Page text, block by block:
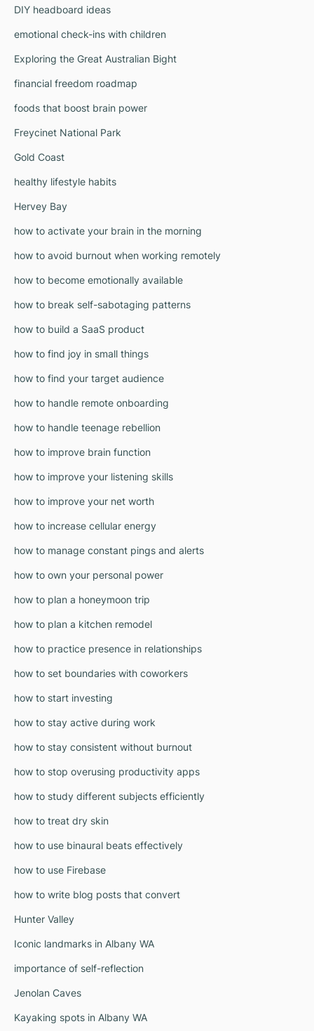
DIY headboard ideas
emotional check-ins with children
Exploring the Great Australian Bight
financial freedom roadmap
foods that boost brain power
Freycinet National Park
Gold Coast
healthy lifestyle habits
Hervey Bay
how to activate your brain in the morning
how to avoid burnout when working remotely
how to become emotionally available
how to break self-sabotaging patterns
how to build a SaaS product
how to find joy in small things
how to find your target audience
how to handle remote onboarding
how to handle teenage rebellion
how to improve brain function
how to improve your listening skills
how to improve your net worth
how to increase cellular energy
how to manage constant pings and alerts
how to own your personal power
how to plan a honeymoon trip
how to plan a kitchen remodel
how to practice presence in relationships
how to set boundaries with coworkers
how to start investing
how to stay active during work
how to stay consistent without burnout
how to stop overusing productivity apps
how to study different subjects efficiently
how to treat dry skin
how to use binaural beats effectively
how to use Firebase
how to write blog posts that convert
Hunter Valley
Iconic landmarks in Albany WA
importance of self-reflection
Jenolan Caves
Kayaking spots in Albany WA